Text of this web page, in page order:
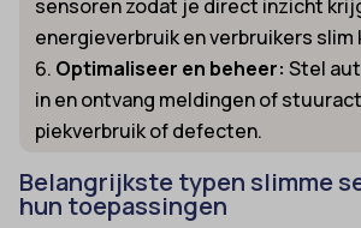
sensoren zodat je direct inzicht
energieverbruik en verbruikers slim
Optimaliseer en beheer: Stel
in en ontvang meldingen of
piekverbruik of defecten.
Belangrijkste typen slimme
hun toepassingen